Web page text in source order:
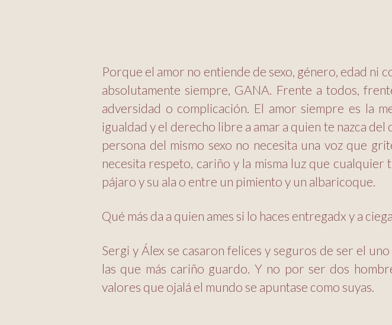
Porque el amor no entiende de sexo, género, edad ni
absolutamente siempre, GANA. Frente a todos,
adversidad o complicación. El amor siempre es la
igualdad y el derecho libre a amar a quien te nazca del
persona del mismo sexo no necesita una voz que
necesita respeto, cariño y la misma luz que
pájaro y su ala o entre un pimiento y un albaricoque.
Qué más da a quien ames si lo haces entregadx y a
Sergi y Álex se casaron felices y seguros de ser el
las que más cariño guardo. Y no por ser dos
valores que ojalá el mundo se apuntase como suyas.